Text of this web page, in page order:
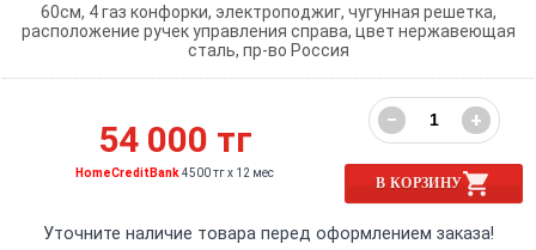
60см, 4 газ конфорки, электроподжиг, чугунная решетка,
расположение ручек управления справа, цвет нержавеющая
сталь, пр-во Россия
54 000 тг
HomeCreditBank4500 тг x 12 мес
− +
В КОРЗИНУ
Уточните наличие товара перед оформлением заказа!